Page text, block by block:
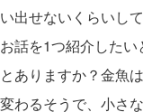
い出せないくらいし
お話を1つ紹介した
とありますか？金魚
変わるそうで、小さ